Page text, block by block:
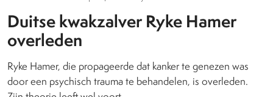
Duitse kwakzalver Ryke Hamer
overleden
Ryke Hamer, die propageerde dat kanker te genezen was
door een psychisch trauma te behandelen, is overleden.